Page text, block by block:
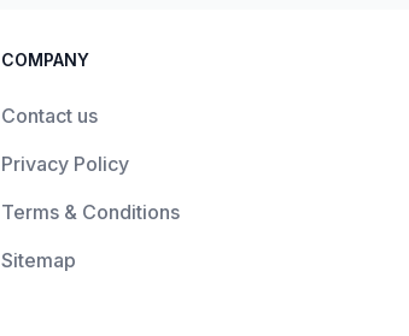
COMPANY
Contact us
Privacy Policy
Terms & Conditions
Sitemap